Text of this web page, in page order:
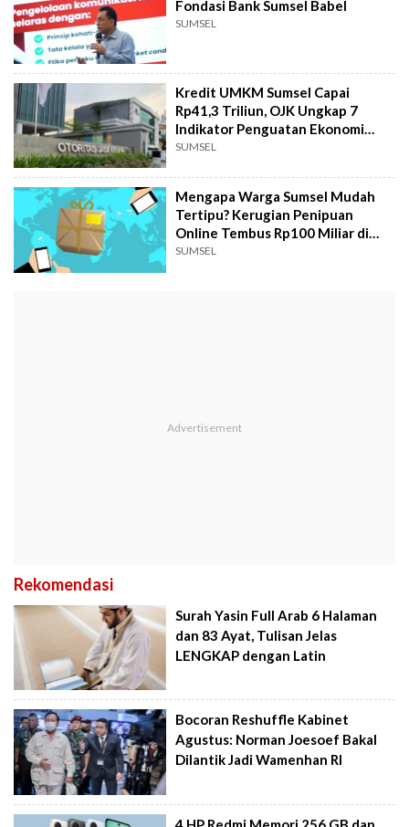
Fondasi Bank Sumsel Babel
SUMSEL
Kredit UMKM Sumsel Capai
Rp41,3 Triliun, OJK Ungkap 7
Indikator Penguatan Ekonomi
Daerah
SUMSEL
Mengapa Warga Sumsel Mudah
Tertipu? Kerugian Penipuan
Online Tembus Rp100 Miliar di
2025
SUMSEL
Rekomendasi
Surah Yasin Full Arab 6 Halaman
dan 83 Ayat, Tulisan Jelas
LENGKAP dengan Latin
Bocoran Reshuffle Kabinet
Agustus: Norman Joesoef Bakal
Dilantik Jadi Wamenhan RI